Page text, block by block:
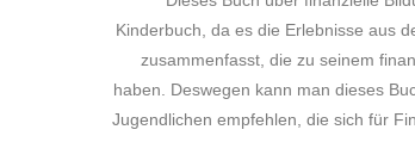
Kinderbuch, da es die Erlebnisse aus
zusammenfasst, die zu seinem
haben. Deswegen kann man dieses
Jugendlichen empfehlen, die sich für